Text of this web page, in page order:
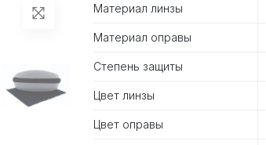
Материал линзы
Материал оправы
Степень защиты
Цвет линзы
Цвет оправы